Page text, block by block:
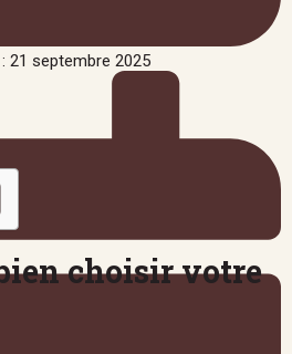
21 septembre 2025
choisir votre